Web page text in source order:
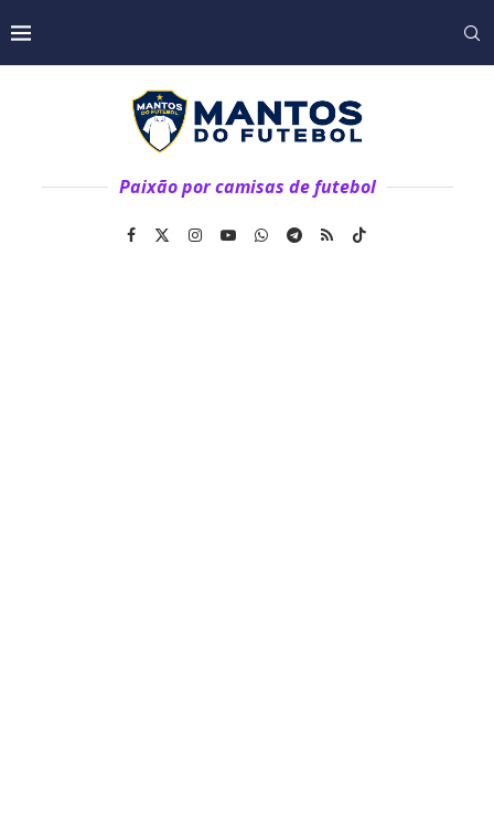
Paixão por camisas de futebol